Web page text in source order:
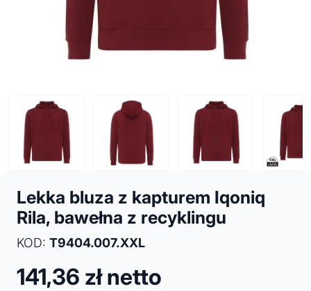
Lekka bluza z kapturem Iqoniq
Rila, bawełna z recyklingu
KOD: T9404.007.XXL
141,36 zł netto